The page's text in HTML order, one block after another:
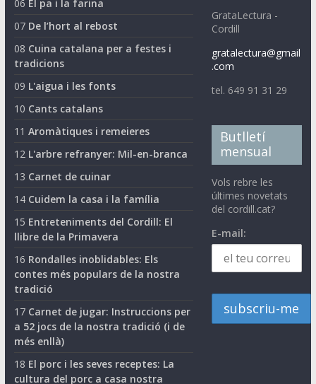
06 El pa i la farina
07 De l’hort al rebost
08 Cuina catalana per a festes i
tradicions
09 L'aigua i les fonts
10 Cants catalans
11 Aromàtiques i remeieres
12 L'arbre refranyer: Mil-en-branca
13 Carnet de cuinar
14 Cuidem la casa i la família
15 Entreteniments del Cordill: El
llibre de la Primavera
16 Rondalles inoblidables: Els
contes més populars de la nostra
tradició
17 Carnet de jugar: Instruccions per
a 52 jocs de la nostra tradició (i de
més enllà)
18 El porc i les seves receptes: La
cultura del porc a casa nostra
GrataLectura -
Cordill
gratalectura@gmail
.com
tel. 649 91 31 29
Butlletí
mensual
Vols rebre les
últimes novetats
del cordill.cat?
E-mail: